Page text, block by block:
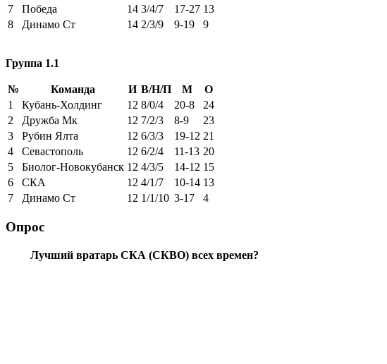
7
Победа 14 3/4/7 17-27 13
8
Динамо Ст 14 2/3/9 9-19 9
Группа 1.1
№ Команда И В/Н/П М
О
1
Кубань-Холдинг 12 8/0/4 20-8
24
2
Дружба Мк 12 7/2/3 8-9
23
3
Рубин Ялта 12 6/3/3 19-12 21
4
Севастополь 12 6/2/4 11-13 20
5
Биолог-Новокубанск 12 4/3/5 14-12 15
6
СКА 12 4/1/7 10-14 13
7
Динамо Ст 12 1/1/10 3-17 4
Опрос
Лучший вратарь СКА (СКВО) всех времен?